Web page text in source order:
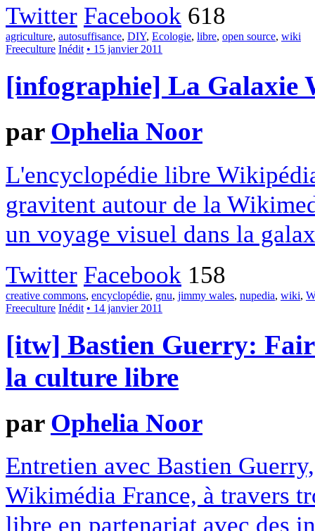
Twitter Facebook 618
agriculture, autosuffisance, DIY, Ecologie, libre, open source, wiki
Freeculture Inédit • 15 janvier 2011
[infographie] La Galaxie
par Ophelia Noor
L'encyclopédie libre
gravitent autour de la
un voyage visuel dans la
Twitter Facebook 158
creative commons, encyclopédie, gnu, jimmy wales, nupedia, wiki,
Freeculture Inédit • 14 janvier 2011
[itw] Bastien Guerry:
la culture libre
par Ophelia Noor
Entretien avec Bastien
Wikimédia France, à travers
libre en partenariat avec des